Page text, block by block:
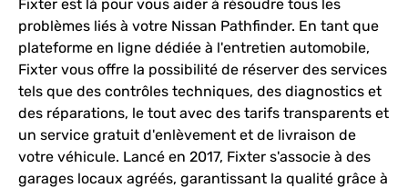
Fixter est là pour vous aider à résoudre tous les
problèmes liés à votre Nissan Pathfinder. En tant que
plateforme en ligne dédiée à l'entretien automobile,
Fixter vous offre la possibilité de réserver des services
tels que des contrôles techniques, des diagnostics et
des réparations, le tout avec des tarifs transparents et
un service gratuit d'enlèvement et de livraison de
votre véhicule. Lancé en 2017, Fixter s'associe à des
garages locaux agréés, garantissant la qualité grâce à